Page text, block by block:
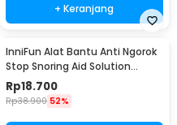
+ Keranjang
InniFun Alat Bantu Anti Ngorok
Stop Snoring Aid Solution
Tongue Guard - G7G40
Rp18.700
Rp38.900 52%